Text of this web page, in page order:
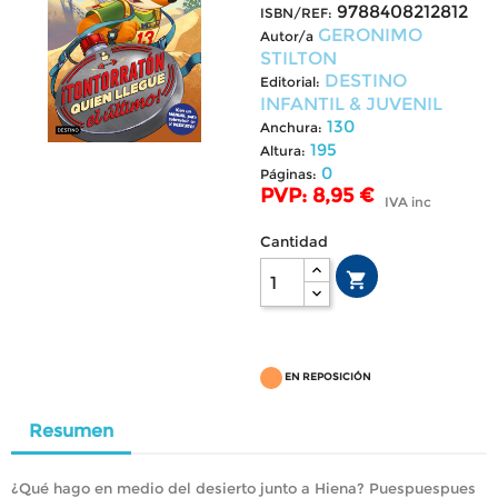
ISBN/REF: 9788408212812
Autor/a GERONIMO
STILTON
Editorial: DESTINO
INFANTIL & JUVENIL
Anchura: 130
Altura: 195
Páginas: 0
PVP: 8,95 € IVA inc
Cantidad

EN REPOSICIÓN
Resumen
¿Qué hago en medio del desierto junto a Hiena? Puespuespues